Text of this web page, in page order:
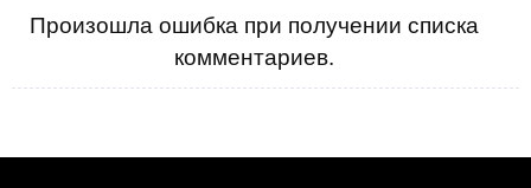
Произошла ошибка при получении списка
комментариев.